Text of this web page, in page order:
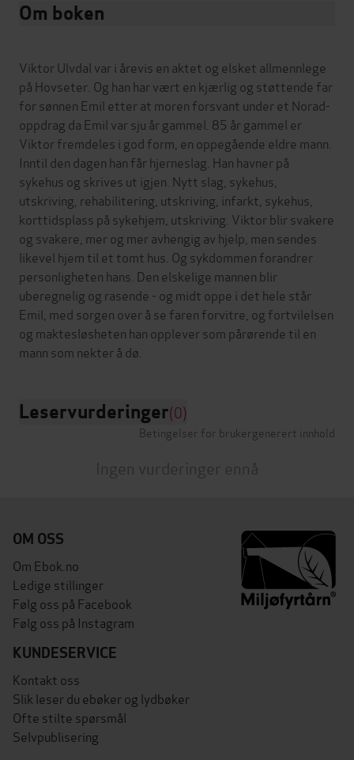
Om boken
Viktor Ulvdal var i årevis en aktet og elsket allmennlege
på Hovseter. Og han har vært en kjærlig og støttende far
for sønnen Emil etter at moren forsvant under et Norad-
oppdrag da Emil var sju år gammel. 85 år gammel er
Viktor fremdeles i god form, en oppegående eldre mann.
Inntil den dagen han får hjerneslag. Han havner på
sykehus og skrives ut igjen. Nytt slag, sykehus,
utskriving, rehabilitering, utskriving, infarkt, sykehus,
korttidsplass på sykehjem, utskriving. Viktor blir svakere
og svakere, mer og mer avhengig av hjelp, men sendes
likevel hjem til et tomt hus. Og sykdommen forandrer
personligheten hans. Den elskelige mannen blir
uberegnelig og rasende - og midt oppe i det hele står
Emil, med sorgen over å se faren forvitre, og fortvilelsen
og maktesløsheten han opplever som pårørende til en
Leservurderinger(0)
Betingelser for brukergenerert innhold
Ingen vurderinger ennå
OM OSS
Om Ebok.no
Ledige stillinger
Følg oss på Facebook
Følg oss på Instagram
KUNDESERVICE
Kontakt oss
Slik leser du ebøker og lydbøker
Ofte stilte spørsmål
Selvpublisering